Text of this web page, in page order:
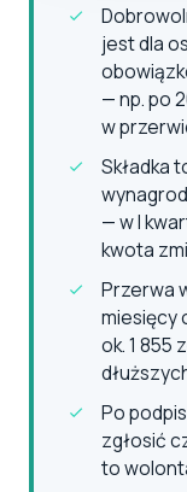
jest dla
— np. po
w
Składka
— w I
kwota
Przerwa
miesięcy
ok. 1 855
Po
zgłosić
to